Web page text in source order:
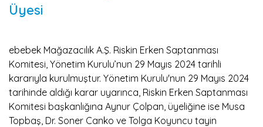
Üyesi
ebebek Mağazacılık A.Ş. Riskin Erken Saptanması
Komitesi, Yönetim Kurulu’nun 29 Mayıs 2024 tarihli
kararıyla kurulmuştur. Yönetim Kurulu'nun 29 Mayıs 2024
tarihinde aldığı karar uyarınca, Riskin Erken Saptanması
Komitesi başkanlığına Aynur Çolpan, üyeliğine ise Musa
Topbaş, Dr. Soner Canko ve Tolga Koyuncu tayin